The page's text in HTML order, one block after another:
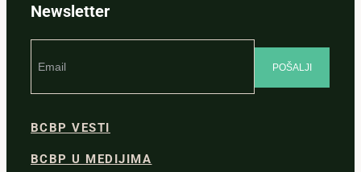
Newsletter
BCBP VESTI
BCBP U MEDIJIMA